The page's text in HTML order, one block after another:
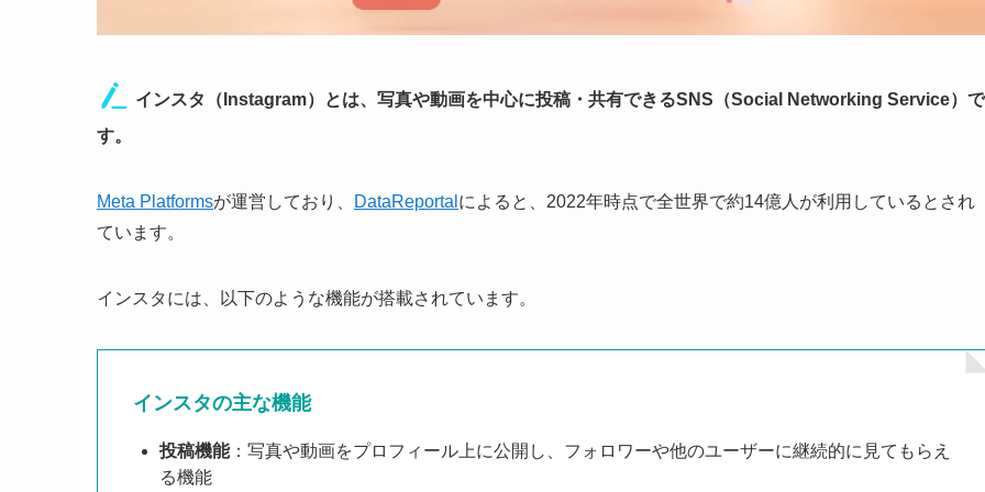
インスタ（Instagram）とは、写真や動画を中心に投稿・共有できるSNS（Social Networking Service）で
す。
Meta Platformsが運営しており、 DataReportal によると、2022年時点で全世界で約14億人が利用しているとされ
ています。
インスタには、以下のような機能が搭載されています。
インスタの主な機能
投稿機能：写真や動画をプロフィール上に公開し、フォロワーや他のユーザーに継続的に見てもらえ
る機能